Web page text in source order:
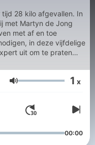
tijd 28 kilo afgevallen. In
met Martyn de Jong
met af en toe
in deze vijfdelige
uit om te praten
gezond ritme!
Volum 1 x
00:00